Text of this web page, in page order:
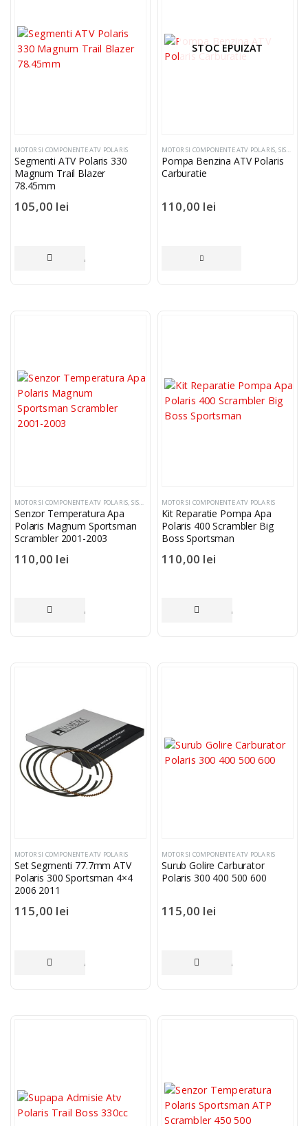
MOTOR SI COMPONENTE ATV POLARIS
Segmenti ATV Polaris 330
Magnum Trail Blazer
78.45mm
105,00 lei
ADAUGĂ ÎN COȘ
STOC EPUIZAT
MOTOR SI COMPONENTE ATV POLARIS, SISTEM ELECTRIC SI COMPONENTE
Pompa Benzina ATV Polaris
Carburatie
110,00 lei
MOTOR SI COMPONENTE ATV POLARIS, SISTEM ELECTRIC SI COMPONENTE ,SENZORI
Senzor Temperatura Apa
Polaris Magnum Sportsman
Scrambler 2001-2003
110,00 lei
ADAUGĂ ÎN COȘ
MOTOR SI COMPONENTE ATV POLARIS
Kit Reparatie Pompa Apa
Polaris 400 Scrambler Big
Boss Sportsman
110,00 lei
ADAUGĂ ÎN COȘ
MOTOR SI COMPONENTE ATV POLARIS
Set Segmenti 77.7mm ATV
Polaris 300 Sportsman 4×4
2006 2011
115,00 lei
ADAUGĂ ÎN COȘ
MOTOR SI COMPONENTE ATV POLARIS
Surub Golire Carburator
Polaris 300 400 500 600
115,00 lei
ADAUGĂ ÎN COȘ